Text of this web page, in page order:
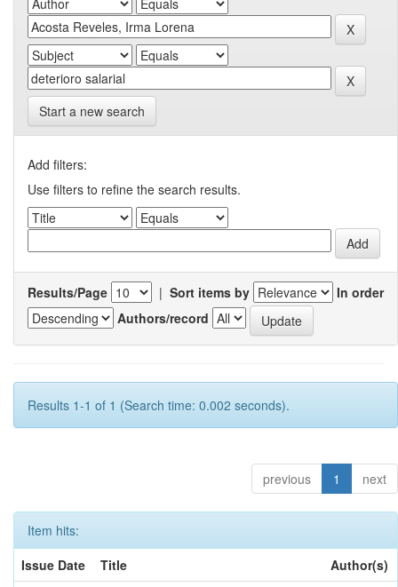
Start a new search
Add filters:
Use filters to refine the search results.
Results/Page | Sort items by
In order
Authors/record
Results 1-1 of 1 (Search time: 0.002 seconds).
previous 1 next
Item hits:
Issue Date
Title
Author(s)